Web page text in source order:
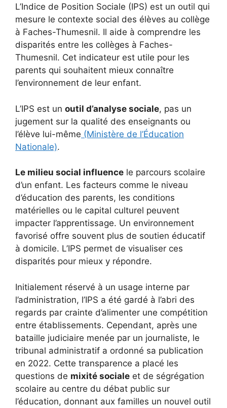
L’Indice de Position Sociale (IPS) est un outil qui
mesure le contexte social des élèves au collège
à Faches-Thumesnil. Il aide à comprendre les
disparités entre les collèges à Faches-
Thumesnil. Cet indicateur est utile pour les
parents qui souhaitent mieux connaître
l’environnement de leur enfant.
L’IPS est un outil d’analyse sociale, pas un
jugement sur la qualité des enseignants ou
l’élève lui-même (Ministère de l’Éducation
Nationale).
Le milieu social influence le parcours scolaire
d’un enfant. Les facteurs comme le niveau
d’éducation des parents, les conditions
matérielles ou le capital culturel peuvent
impacter l’apprentissage. Un environnement
favorisé offre souvent plus de soutien éducatif
à domicile. L’IPS permet de visualiser ces
disparités pour mieux y répondre.
Initialement réservé à un usage interne par
l’administration, l’IPS a été gardé à l’abri des
regards par crainte d’alimenter une compétition
entre établissements. Cependant, après une
bataille judiciaire menée par un journaliste, le
tribunal administratif a ordonné sa publication
en 2022. Cette transparence a placé les
questions de mixité sociale et de ségrégation
scolaire au centre du débat public sur
l’éducation, donnant aux familles un nouvel outil